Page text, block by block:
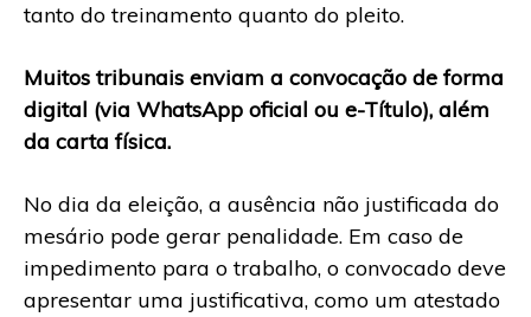
tanto do treinamento quanto do pleito.
Muitos tribunais enviam a convocação de forma
digital (via WhatsApp oficial ou e-Título), além
da carta física.
No dia da eleição, a ausência não justificada do
mesário pode gerar penalidade. Em caso de
impedimento para o trabalho, o convocado deve
apresentar uma justificativa, como um atestado